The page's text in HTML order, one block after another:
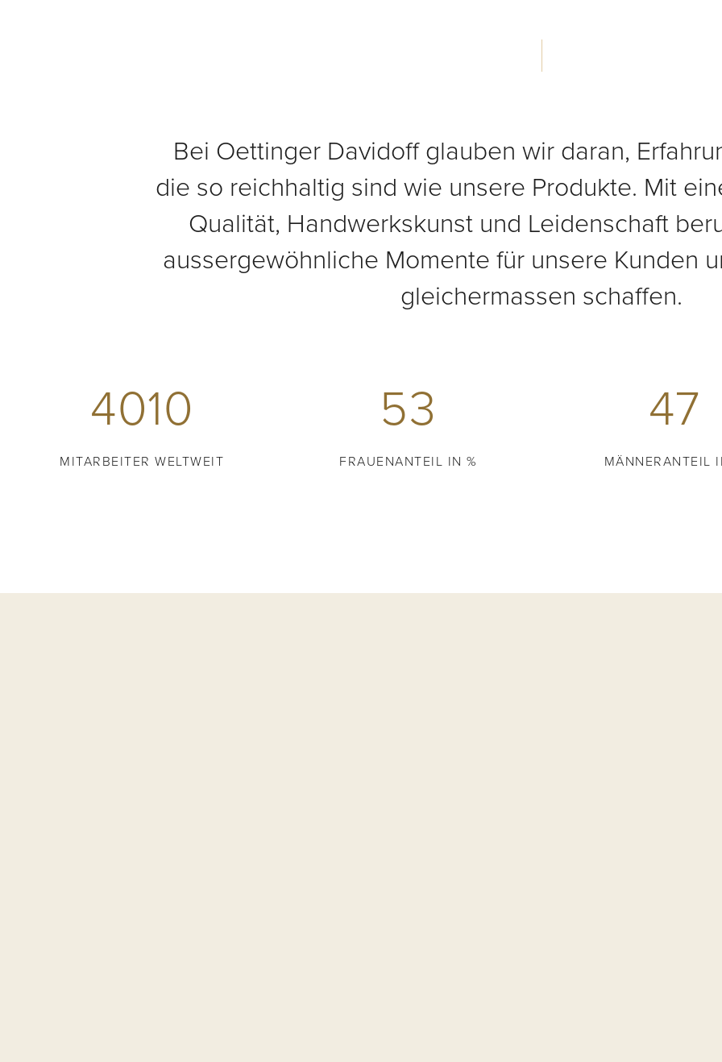
Bei Oettinger Davidoff glauben wir daran,
die so reichhaltig sind wie unsere Produkte. Mit
Qualität, Handwerkskunst und Leidenschaft
aussergewöhnliche Momente für unsere Kunden
gleichermassen schaffen.
4010
MITARBEITER WELTWEIT
53
FRAUENANTEIL IN %
47
MÄNNERANTEIL